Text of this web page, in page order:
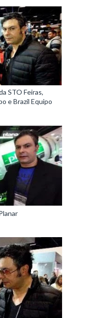
STO Feiras,
e Brazil Equipo